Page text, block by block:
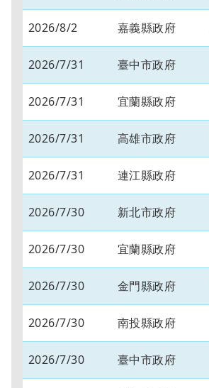
2026/8/2 嘉義縣政府
2026/7/31 臺中市政府
2026/7/31 宜蘭縣政府
2026/7/31 高雄市政府
2026/7/31 連江縣政府
2026/7/30 新北市政府
2026/7/30 宜蘭縣政府
2026/7/30 金門縣政府
2026/7/30 南投縣政府
2026/7/30 臺中市政府